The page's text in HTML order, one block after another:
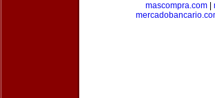
mascompra.com|